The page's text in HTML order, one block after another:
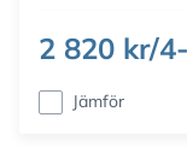
2 820 kr/
Jämför